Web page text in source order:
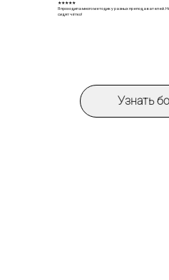
★★★★★
Я проходила много методик у разных преподавателей.
сидят чётко!
Узнать